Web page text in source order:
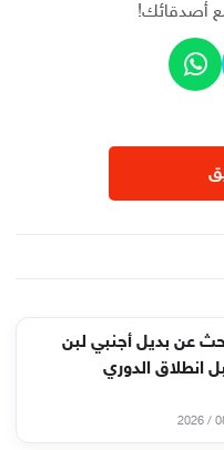
أصدقائك!
عن بديل أجنبي لبن
انطلاق الدوري